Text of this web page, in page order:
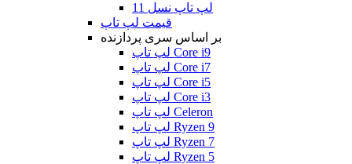
لپ تاپ نسل 11
قیمت لپ تاپ
بر اساس سری پردازنده
لپ تاپ Core i9
لپ تاپ Core i7
لپ تاپ Core i5
لپ تاپ Core i3
لپ تاپ Celeron
لپ تاپ Ryzen 9
لپ تاپ Ryzen 7
لپ تاپ Ryzen 5